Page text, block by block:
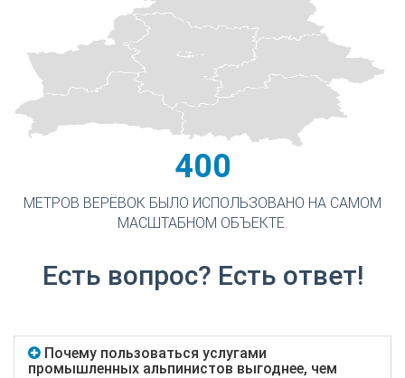
400
МЕТРОВ ВЕРЁВОК БЫЛО ИСПОЛЬЗОВАНО НА САМОМ
МАСШТАБНОМ ОБЪЕКТЕ.
Есть вопрос? Есть ответ!
Почему пользоваться услугами
промышленных альпинистов выгоднее, чем